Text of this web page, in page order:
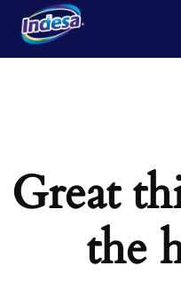
Great
the